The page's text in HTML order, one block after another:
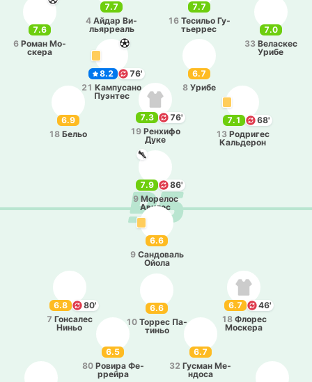
7.7
4 Айдар Ви­
лья­рреаль
7.7
16 Те­си­льо Гу­
тье­ррес
7.6
6 Роман Мо­
ске­ра
7.0
33 Ве­ла­скес
Урибе
6.9
18 Бельо
8.2
76'
21 Ка­мпу­са­но
Пуэ­нтес
6.7
8 Урибе
7.1
68'
13 Ро­дри­гес
Ка­льде­рон
7.3
76'
19 Ре­нхи­фо
Дуке
7.9
86'
9 Мо­ре­лос
Авилес
6.7
32 Гусман Ме­
ндо­са
6.5
80 Ровира Фе­
ррей­ра
6.8
80'
7 Го­нса­лес
Ниньо
6.6
10 Торрес Па­
ти­ньо
6.7
46'
18 Флорес
Мо­ске­ра
6.6
9 Са­ндо­валь
Ойола